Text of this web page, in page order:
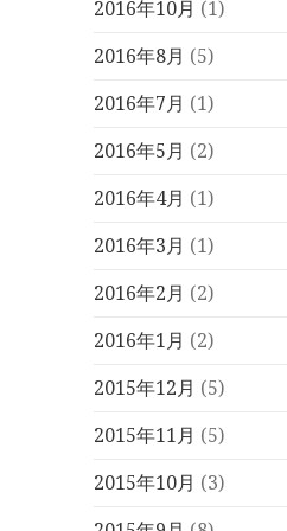
2016年10月 (1)
2016年8月 (5)
2016年7月 (1)
2016年5月 (2)
2016年4月 (1)
2016年3月 (1)
2016年2月 (2)
2016年1月 (2)
2015年12月 (5)
2015年11月 (5)
2015年10月 (3)